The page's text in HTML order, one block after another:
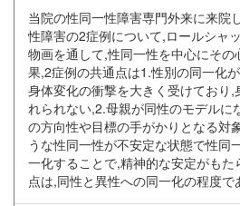
当院の性同一性障害専門外来に来院
性障害の2症例について,ロールシャ
物画を通して,性同一性を中心にそ
果,2症例の共通点は1.性別の同一化
身体変化の衝撃を大きく受けており,
れられない,2.母親が同性のモデルに
の方向性や目標の手がかりとなる対
うな性同一性が不安定な状態で性同
一化することで,精神的な安定がもた
点は,同性と異性への同一化の程度で